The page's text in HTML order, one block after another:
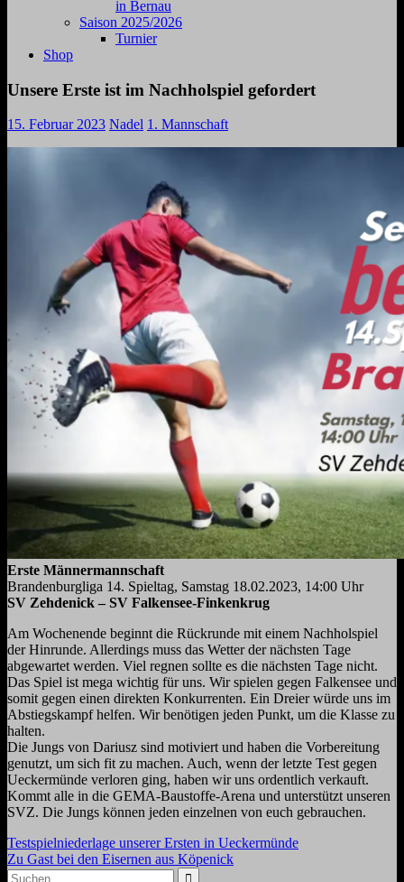
in Bernau
Saison 2025/2026
Turnier
Shop
Unsere Erste ist im Nachholspiel gefordert
15. Februar 2023 Nadel 1. Mannschaft
Erste Männermannschaft
Brandenburgliga 14. Spieltag, Samstag 18.02.2023, 14:00 Uhr
SV Zehdenick – SV Falkensee-Finkenkrug
Am Wochenende beginnt die Rückrunde mit einem Nachholspiel
der Hinrunde. Allerdings muss das Wetter der nächsten Tage
abgewartet werden. Viel regnen sollte es die nächsten Tage nicht.
Das Spiel ist mega wichtig für uns. Wir spielen gegen Falkensee und
somit gegen einen direkten Konkurrenten. Ein Dreier würde uns im
Abstiegskampf helfen. Wir benötigen jeden Punkt, um die Klasse zu
halten.
Die Jungs von Dariusz sind motiviert und haben die Vorbereitung
genutzt, um sich fit zu machen. Auch, wenn der letzte Test gegen
Ueckermünde verloren ging, haben wir uns ordentlich verkauft.
Kommt alle in die GEMA-Baustoffe-Arena und unterstützt unseren
SVZ. Die Jungs können jeden einzelnen von euch gebrauchen.
Beitragsnavigation
Vorheriger
Beitrag:
Testspielniederlage unserer Ersten in Ueckermünde
Nächster
Beitrag:
Zu Gast bei den Eisernen aus Köpenick
Suchen